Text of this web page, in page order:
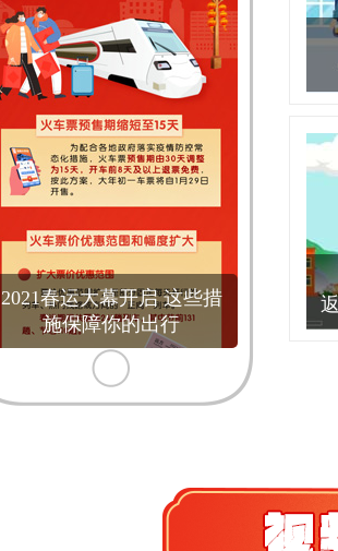
2021春运大幕开启 这些措
施保障你的出行